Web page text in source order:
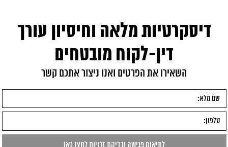
דיסקרטיות מלאה וחיסיון עורך
דין-לקוח מובטחים
השאירו את הפרטים ואנו ניצור אתכם קשר